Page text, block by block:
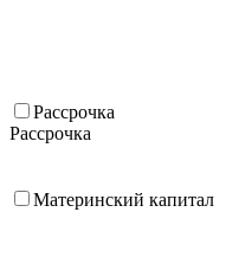
Рассрочка
Рассрочка
Материнский капитал